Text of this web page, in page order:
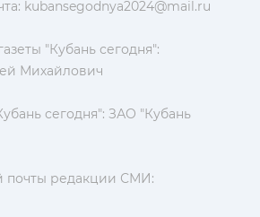
kubansegodnya2024@mail.ru
"Кубань сегодня":
Михайлович
сегодня": ЗАО "Кубань
почты редакции СМИ: